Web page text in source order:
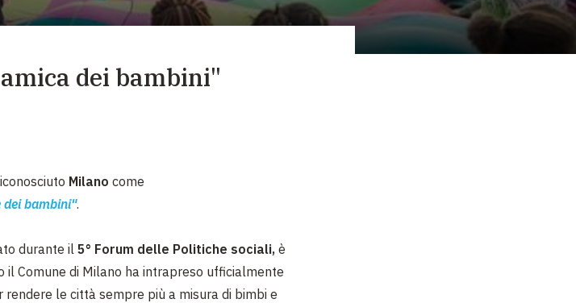
SCEGLI IL PIÙ
dei bambini"
Milano come
dei bambini".
durante il 5° Forum delle Politiche sociali, è
il Comune di Milano ha intrapreso ufficialmente
le città sempre più a misura di bimbi e